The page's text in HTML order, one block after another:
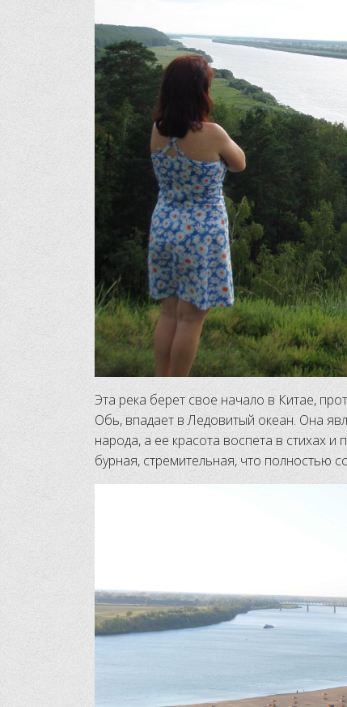
Эта река берет свое начало в Китае,
Обь, впадает в Ледовитый океан. Она
народа, а ее красота воспета в стихах и
бурная, стремительная, что полностью